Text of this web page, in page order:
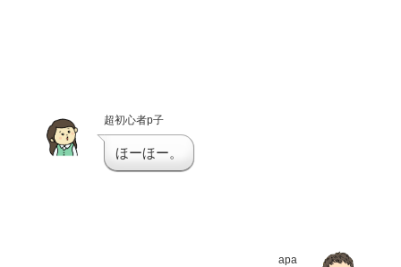
超初心者p子
ほーほー。
apa